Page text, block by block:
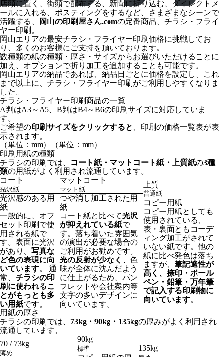
店頭に置く、街頭で配布する、新聞に折り込む、ダイレクトメ
ールに入れる、ポスティングをするなど、さまざまなシーンで
活躍する、
岡山の印刷屋さん.comの定番商品、チラシ・フライ
ヤー印刷。
岡山エリアの最安チラシ・フライヤー印刷価格に挑戦してお
り、多くのお客様にご支持を頂いております。
数種類の紙の種類・厚さ・サイズからお選びいただけることに
加え、オプションで折り加工を追加することも可能です。
岡山エリアの納品であれば、納品日ごとに価格を設定し、これ
まで以上に、チラシ・フライヤー印刷がご利用しやすくなりま
した。
チラシ・フライヤー印刷商品の一覧
A判はA3～A5、B判はB4～B6の印刷サイズに対応していま
す。
ご希望の印刷サイズをクリックすると
、印刷の価格一覧表が表
示されます。
（単位：mm）
（単位：mm）
印刷用紙の種類
チラシの印刷では、
コート紙・マットコート紙・上質紙の3種
類の用紙がよく利用され流通しています。
コート
光沢紙
光沢感のある用
紙
一般的に、オフ
セット印刷で使
用される紙で
す。表面に光沢
があり、 写真な
ど色の表現に向
いています。 通
常、 チラシの印
刷に使われるこ
とがもっとも多
い用紙です。
マットコート
マット紙
つや消し加工された用
紙
コート紙と比べて光沢
が抑えれている紙で
す。落ち着いた雰囲気
の演出が必要な場合の
ご利用がお勧めです。
光の反射が少なく、 色
味が全体に沈んだよう
に仕上がるため、パン
フレットや会社案内等
文字の多いデザインに
向いています。
上質
普通紙
コピー用紙
コピー用紙としても
使用されている、
表・裏面ともコーデ
ィング加工がされて
いない紙です。他の
紙に比べ発色は落ち
ますが、 筆記適性が
高く、捺印・ボール
ペン・鉛筆・万年筆
で記入する印刷物に
向いています。
用紙の厚さ
チラシの印刷では、 73kg・90kg・135kgの厚みがよく利用され
流通しています。
70 / 73kg
薄め
90kg
標準 135kg